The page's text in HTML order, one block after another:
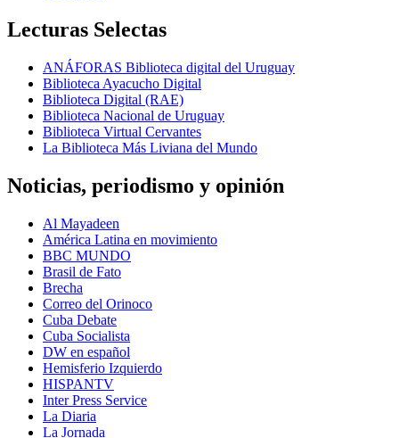
Lecturas Selectas
ANÁFORAS Biblioteca digital del Uruguay
Biblioteca Ayacucho Digital
Biblioteca Digital (RAE)
Biblioteca Nacional de Uruguay
Biblioteca Virtual Cervantes
La Biblioteca Más Liviana del Mundo
Noticias, periodismo y opinión
Al Mayadeen
América Latina en movimiento
BBC MUNDO
Brasil de Fato
Brecha
Correo del Orinoco
Cuba Debate
Cuba Socialista
DW en español
Hemisferio Izquierdo
HISPANTV
Inter Press Service
La Diaria
La Jornada